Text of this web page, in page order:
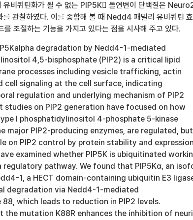
유비퀴틴화가 될 수 없는 PIP5K 돌연변이 단백질은
를 관찰하였다. 이를 종합해 볼 때 Nedd4 패밀리 유비퀴틴
조절하는 기능을 가지고 있다는 점을 시사해 주고 있다.
degradation by Nedd4-1-mediated
4,5-bisphosphate (PIP2) is a critical lipid
processes including vesicle trafficking, actin
cell signaling at the cell surface, indicating
regulation and underlying mechanism of PIP2
on PIP2 generation have focused on how
I phosphatidylinositol 4-phosphate 5-kinase
major PIP2-producing enzymes, are regulated, but
on PIP2 control by protein stability and expression
examined whether PIP5K is ubiquitinated
pathway. We found that PIP5Kα, an
1, a HECT domain-containing ubiquitin E3
degradation via Nedd4-1-mediated
which leads to reduction in PIP2 levels.
the mutation K88R enhances the inhibition of